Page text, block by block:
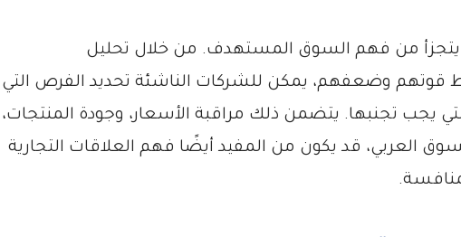
يتجزأ من فهم السوق المستهدف. من خلال تحليل
قوتهم وضعفهم، يمكن للشركات الناشئة تحديد الفرص التي
يجب تجنبها. يتضمن ذلك مراقبة الأسعار، وجودة المنتجات،
العربي، قد يكون من المفيد أيضًا فهم العلاقات التجارية